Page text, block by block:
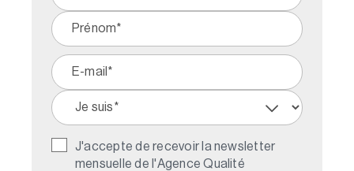
J'accepte de recevoir la newsletter
mensuelle de l'Agence Qualité